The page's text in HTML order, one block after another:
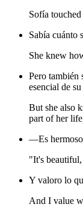
Sofía
Sabía cuánto
She knew
Pero también
esencial de
But she also
part of her
—Es
"It's
Y valoro lo
And I value